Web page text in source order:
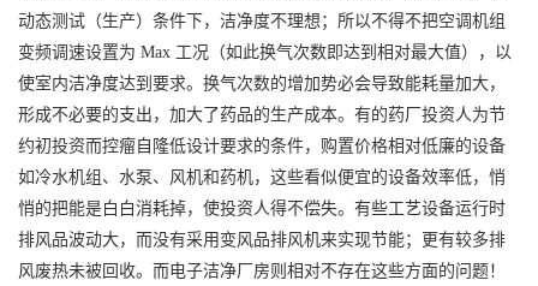
动态测试（生产）条件下，洁净度不理想；所以不得不把空调机组
变频调速设置为 Max 工况（如此换气次数即达到相对最大值），以
使室内洁净度达到要求。换气次数的增加势必会导致能耗量加大，
形成不必要的支出，加大了药品的生产成本。有的药厂投资人为节
约初投资而控瘤自隆低设计要求的条件，购置价格相对低廉的设备
如冷水机组、水泵、风机和药机，这些看似便宜的设备效率低，悄
悄的把能是白白消耗掉，使投资人得不偿失。有些工艺设备运行时
排风品波动大，而没有采用变风品排风机来实现节能；更有较多排
风废热未被回收。而电子洁净厂房则相对不存在这些方面的问题！